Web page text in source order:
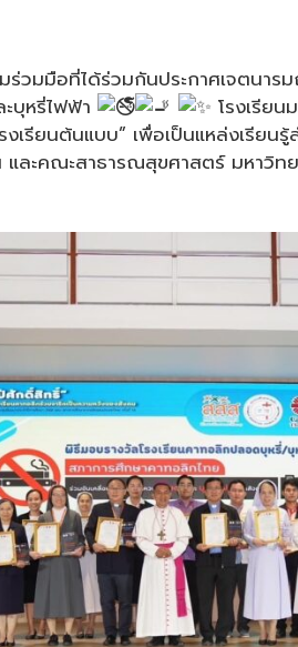
วมมือที่ได้ร่วมกันประกาศเจตนาร
บุหรี่ไฟฟ้า
โรงเรีย
เรียนต้นแบบ” เพื่อเป็นแหล่งเรียน
และคณะสาธารณสุขศาสตร์ มหาวิท